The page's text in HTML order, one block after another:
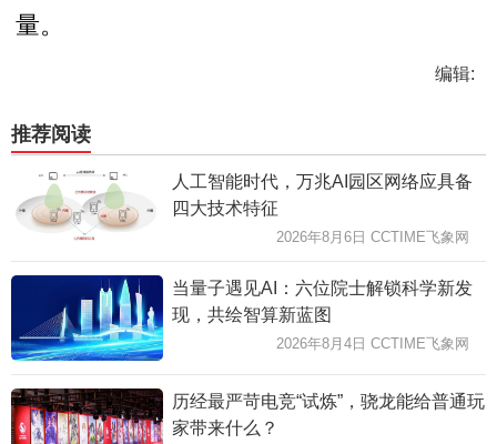
量。
编辑:
推荐阅读
人工智能时代，万兆AI园区网络应具备
四大技术特征
2026年8月6日 CCTIME飞象网
当量子遇见AI：六位院士解锁科学新发
现，共绘智算新蓝图
2026年8月4日 CCTIME飞象网
历经最严苛电竞“试炼”，骁龙能给普通玩
家带来什么？